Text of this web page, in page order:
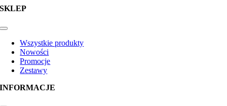
SKLEP
Toggle
NavigationWszystkie produkty
Nowości
Promocje
Zestawy
INFORMACJE